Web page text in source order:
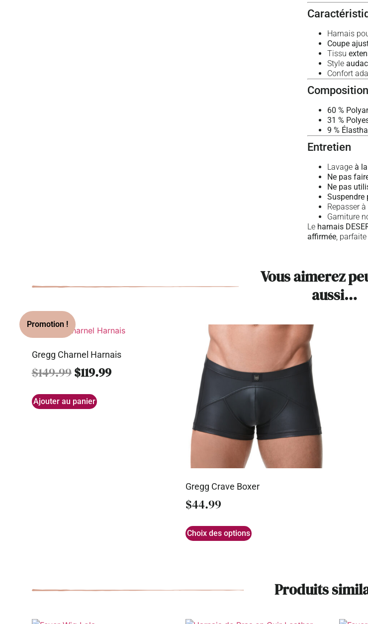
Harnais
Coupe
Tissu
Style
Confort
Composition
60 %
31 %
9 %
Entretien
Lavageà
Ne pas
Ne pas
Suspendre
Repasser à
Garniture
Le harnais
affirmée ,
Vous aimerez
aussi…
Gregg Charnel Harnais
$149.99$119.99
Ajouter au panier
Gregg Crave Boxer
$44.99
Choix des options
Produits